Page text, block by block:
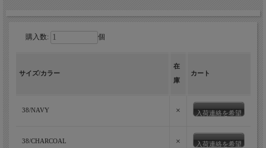
購入数: 個
サイズ/カラー
在
庫
カート
38/NAVY × 入荷連絡を希望
38/CHARCOAL × 入荷連絡を希望